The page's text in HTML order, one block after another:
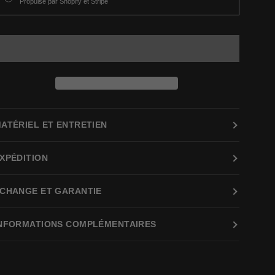
ET ENTRETIEN
ET GARANTIE
COMPLÉMENTAIRES